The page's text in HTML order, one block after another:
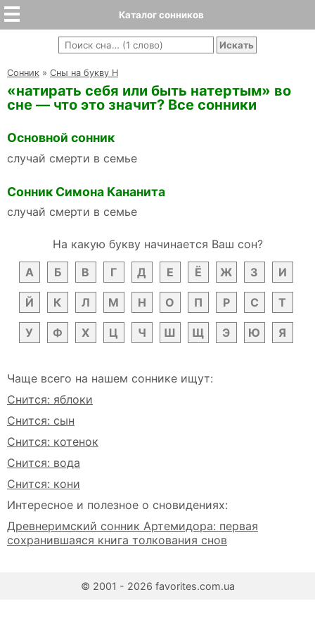
Каталог сонников
Cонник » Сны на букву Н
«натирать себя или быть натертым» во
сне — что это значит? Все сонники
Основной сонник
случай смерти в семье
Сонник Симона Кананита
случай смерти в семье
На какую букву начинается Ваш сон?
А
Б В Г Д Е Ё Ж З И
Й К Л М Н О П Р С Т
У Ф Х Ц Ч Ш Щ Э Ю Я
Чаще всего на нашем соннике ищут:
Снится: яблоки
Снится: сын
Снится: котенок
Снится: вода
Снится: кони
Интересное и полезное о сновидениях:
Древнеримский сонник Артемидора: первая
сохранившаяся книга толкования снов
© 2001 - 2026 favorites.com.ua